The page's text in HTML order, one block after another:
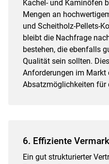
Kachel- und Kaminöfen
Mengen an
und Scheitholz-Pellets-
bleibt die Nachfrage
bestehen, die ebenfalls
Qualität sein sollten.
Anforderungen im
Absatzmöglichkeiten für
6. Effiziente
Ein gut strukturierter